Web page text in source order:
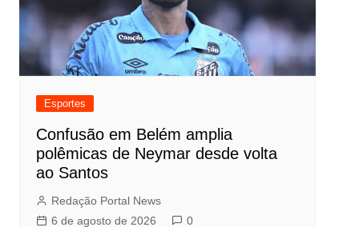
Esportes
Confusão em Belém amplia
polêmicas de Neymar desde volta
ao Santos
Redação Portal News
6 de agosto de 2026
0